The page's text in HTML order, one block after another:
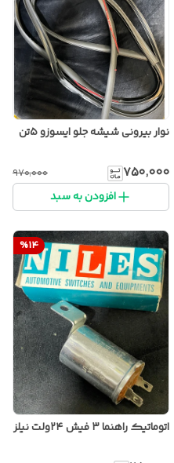
نوار بیرونی شیشه جلو ایسوزو ۵تن
۷۵۰٬۰۰۰ ۹۷۰٬۰۰۰
افزودن به سبد
%14
اتوماتیک راهنما ۳ فیش ۲۴ولت نیلز